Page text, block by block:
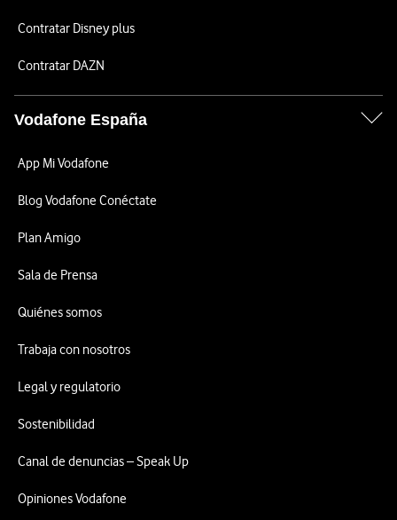
Contratar Disney plus
Contratar DAZN
Vodafone España
App Mi Vodafone
Blog Vodafone Conéctate
Plan Amigo
Sala de Prensa
Quiénes somos
Trabaja con nosotros
Legal y regulatorio
Sostenibilidad
Canal de denuncias – Speak Up
Opiniones Vodafone